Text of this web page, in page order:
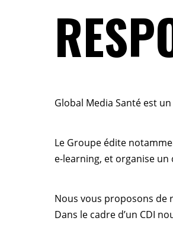
Global Media Santé est
Le Groupe édite
e-learning, et organise
Nous vous proposons de
Dans le cadre d’un CDI